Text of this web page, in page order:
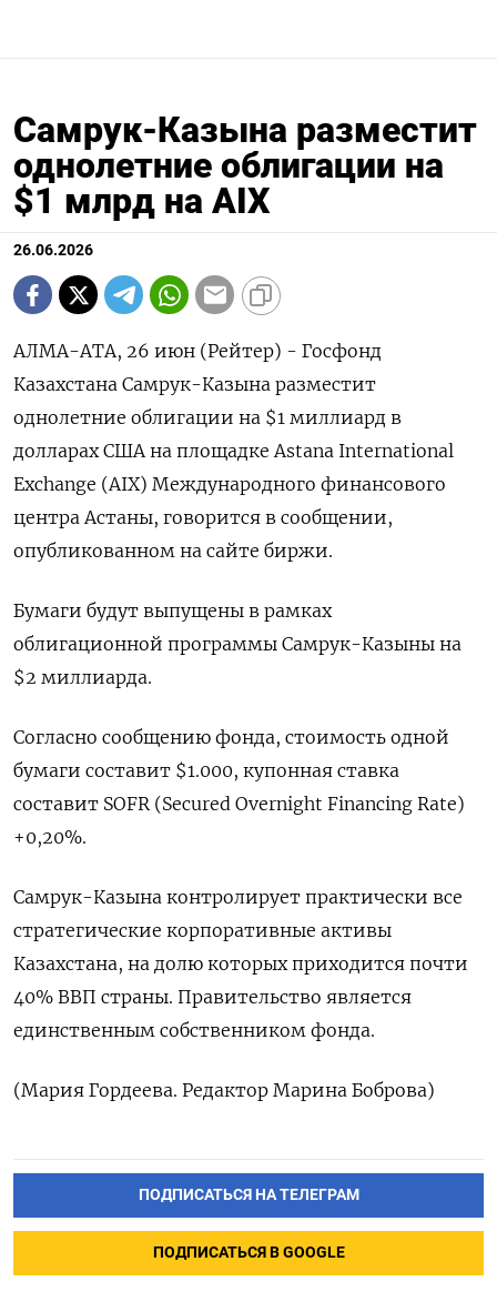
Самрук-Казына разместит
однолетние облигации на
$1 млрд на AIX
26.06.2026
АЛМА-АТА, 26 июн (Рейтер) - Госфонд
Казахстана Самрук-Казына разместит
‌однолетние облигации на $1 миллиард в
долларах ​США ​на площадке Astana ​International
⁠Exchange (AIX) ‌Международного финансового
центра Астаны, ‌говорится в сообщении,
опубликованном на ​сайте ‌биржи.
Бумаги будут выпущены ​в рамках
облигационной ‌программы Самрук-Казыны на
$2 миллиарда.
Согласно сообщению фонда, ​стоимость ​одной
‌бумаги составит $1.000, купонная ​ставка
составит SOFR (Secured Overnight Financing Rate)
+0,20%.
Самрук-Казына контролирует практически все
стратегические корпоративные активы
Казахстана, ​на долю ⁠которых приходится почти
40% ‌ВВП страны. Правительство ‌является
единственным собственником фонда.
(Мария ​Гордеева. Редактор ‌Марина Боброва)
ПОДПИСАТЬСЯ НА ТЕЛЕГРАМ
ПОДПИСАТЬСЯ В GOOGLE